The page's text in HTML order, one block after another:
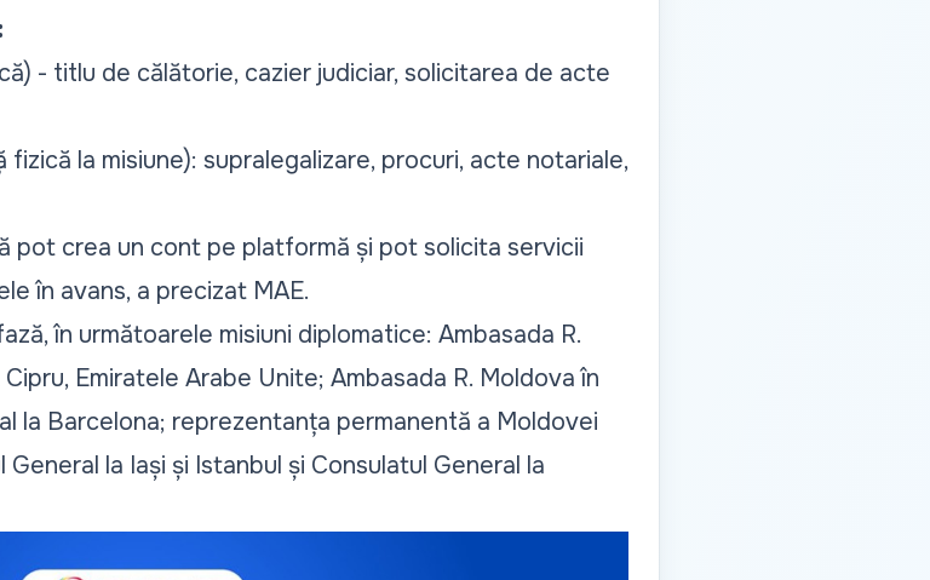
- titlu de călătorie, cazier judiciar, solicitarea de acte
fizică la misiune): supralegalizare, procuri, acte notariale,
pot crea un cont pe platformă și pot solicita servicii
în avans, a precizat MAE.
în următoarele misiuni diplomatice: Ambasada R.
Emiratele Arabe Unite; Ambasada R. Moldova în
la Barcelona; reprezentanța permanentă a Moldovei
la Iași și Istanbul și Consulatul General la